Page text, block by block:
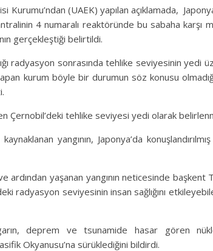
Kurumu’ndan (UAEK) yapılan açıklamada,
4 numaralı reaktöründe bu sabaha karşı
gerçekleştiği belirtildi.
radyasyon sonrasında tehlike seviyesinin yedi
yapan kurum böyle bir durumun söz konusu
Çernobil’deki tehlike seviyesi yedi olarak
yangının, Japonya’da
ardından yaşanan yangının neticesinde başkent
radyasyon seviyesinin insan sağlığını
deprem ve tsunamide hasar gören
Okyanusu’na sürüklediğini bildirdi.